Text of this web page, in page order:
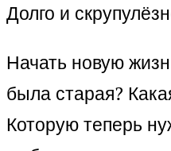
Долго и
Начать новую
была старая?
Которую теперь